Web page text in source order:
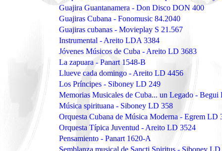
Guajira Guantanamera - Don Disco DON 400
Guajiras Cubana - Fonomusic 84.2040
Guajiras cubanas - Movieplay S 21.567
Instrumental - Areito LDA 3384
Jóvenes Músicos de Cuba - Areito LD 3683
La zapuara - Panart 1548-B
Llueve cada domingo - Areito LD 4456
Los Príncipes - Siboney LD 249
Memorias Musicales de Cuba... un Legado -
Música spirituana - Siboney LD 358
Orquesta Cubana de Música Moderna - Egrem LD
Orquesta Típica Juventud - Areito LD 3524
Pensamiento - Panart 1620-A
Semblanza musical de Sancti Spiritus - Siboney